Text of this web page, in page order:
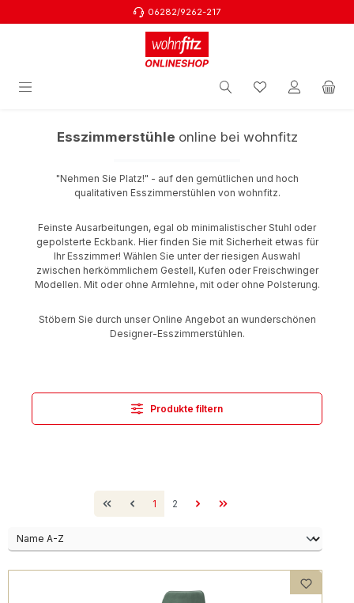
06282/9262-217
Esszimmerstühle online bei wohnfitz
"Nehmen Sie Platz!" - auf den gemütlichen und hoch
qualitativen Esszimmerstühlen von wohnfitz.
Feinste Ausarbeitungen, egal ob minimalistischer Stuhl oder
gepolsterte Eckbank. Hier finden Sie mit Sicherheit etwas für
Ihr Esszimmer! Wählen Sie unter der riesigen Auswahl
zwischen herkömmlichem Gestell, Kufen oder Freischwinger
Modellen. Mit oder ohne Armlehne, mit oder ohne Polsterung.
Stöbern Sie durch unser Online Angebot an wunderschönen
Designer-Esszimmerstühlen.
Produkte filtern
Seite
1 Seite
2